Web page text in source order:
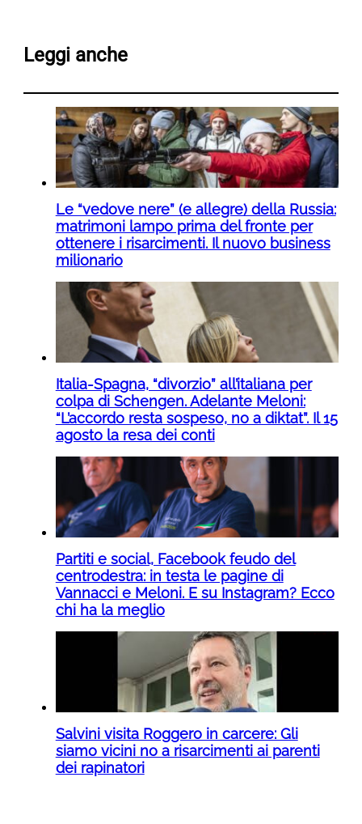
Leggi anche
Le “vedove nere” (e allegre) della Russia:
matrimoni lampo prima del fronte per
ottenere i risarcimenti. Il nuovo business
milionario
Italia-Spagna, “divorzio” all’italiana per
colpa di Schengen. Adelante Meloni:
“L’accordo resta sospeso, no a diktat”. Il 15
agosto la resa dei conti
Partiti e social, Facebook feudo del
centrodestra: in testa le pagine di
Vannacci e Meloni. E su Instagram? Ecco
chi ha la meglio
Salvini visita Roggero in carcere: Gli
siamo vicini no a risarcimenti ai parenti
dei rapinatori